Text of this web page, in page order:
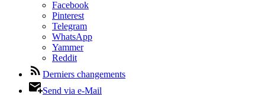
Facebook
Pinterest
Telegram
WhatsApp
Yammer
Reddit
Derniers changements
Send via e-Mail